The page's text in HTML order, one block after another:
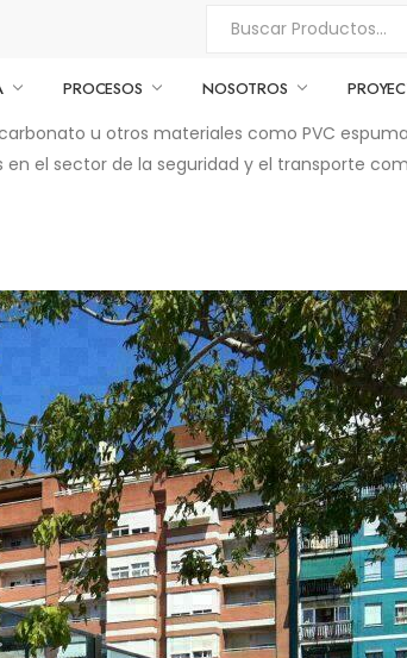
PROCESOS NOSOTROS
u otros materiales como PVC
el sector de la seguridad y el transporte